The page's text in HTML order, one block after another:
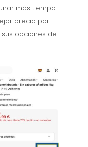
más tiempo.
precio por
sus opciones de